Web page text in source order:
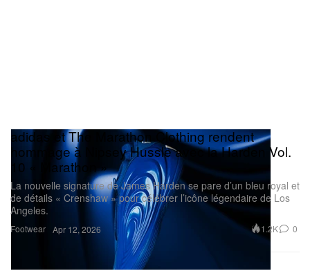
Footwear
adidas et The Marathon Clothing rendent
hommage à Nipsey Hussle avec la Harden Vol.
10 « Marathon »
La nouvelle signature de James Harden se pare d’un bleu royal et
de détails « Crenshaw » pour célébrer l’icône légendaire de Los
Angeles.
Apr 12, 2026 1.2K 0